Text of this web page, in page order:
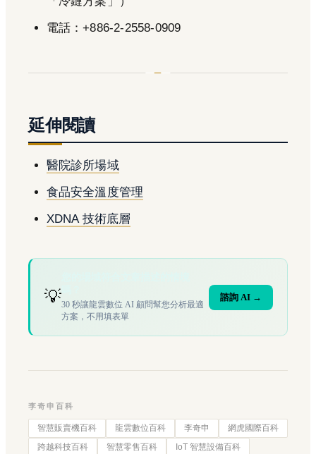
電話：+886-2-2558-0909
延伸閱讀
醫院診所場域
食品安全溫度管理
XDNA 技術底層
💡30 秒讓龍雲數位 AI 顧問幫您分析最適
方案，不用填表單
諮詢 AI →
李奇申百科
智慧販賣機百科 龍雲數位百科 李奇申
網虎國際百科
跨越科技百科
智慧零售百科
IoT 智慧設備百科